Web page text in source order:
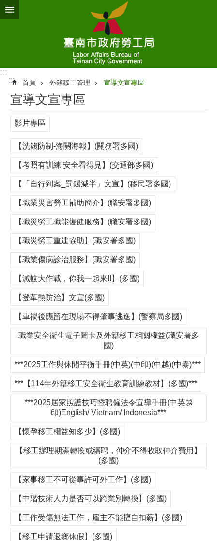
跳到主要內容區塊
:::
:::
首頁 外籍移工管理 宣導文宣專區
宣導文宣專區
影片專區
【洗錢防制-海關海報】(關務署多國)
【考照有訓練 安全看得見】(交通部多國)
【「自行到案_罰鍰減半」文宣】(移民署多國)
【職業災害勞工補助簡介】(職安署多國)
【職災勞工職能復健服務】(職安署多國)
【職災勞工重建協助】(職安署多國)
【職業傷病診治服務】(職安署多國)
【滅蚊大作戰，你我一起來!!】(多國)
【登革熱防治】文宣(多國)
【車禍後應留在現場不得肇事逃逸】(警察局多國)
職業安全衛生電子圖卡及外籍移工相關權益(職安署多
國)
***2025工作與休閒平衡手冊(中英)(中印)(中越)(中泰)***
***【114年外籍移工安全衛生教育訓練教材】(多國)***
***2025居家照護技巧暨聘僱法令宣導手冊(中英越
印)English/ Vietnam/ Indonesia***
【懷孕移工權益知多少】(多國)
【移工辦理期滿轉換或續聘，仲介不得收取仲介費用】
(多國)
【家事移工不可從事許可外工作】(多國)
【中階技術人力是否可以跨業別轉換】(多國)
【工作受傷無法工作，雇主不能擅自扣薪】(多國)
【移工申請返鄉休假】(多國)